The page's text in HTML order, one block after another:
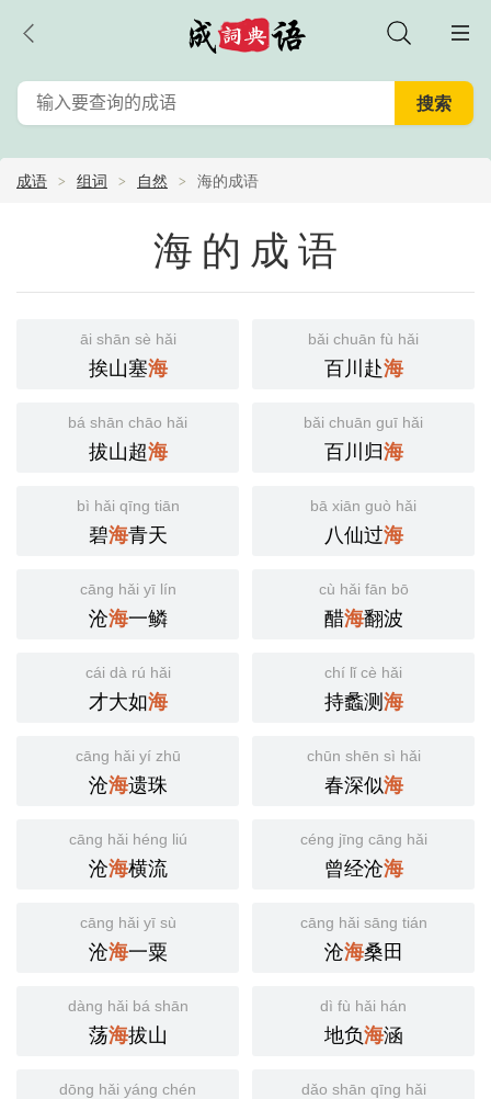
成语 组词 自然 海的成语
海的成语
āi shān sè hǎi
挨山塞海
bǎi chuān fù hǎi
百川赴海
bá shān chāo hǎi
拔山超海
bǎi chuān guī hǎi
百川归海
bì hǎi qīng tiān
碧海青天
bā xiān guò hǎi
八仙过海
cāng hǎi yī lín
沧海一鳞
cù hǎi fān bō
醋海翻波
cái dà rú hǎi
才大如海
chí lǐ cè hǎi
持蠡测海
cāng hǎi yí zhū
沧海遗珠
chūn shēn sì hǎi
春深似海
cāng hǎi héng liú
沧海横流
céng jīng cāng hǎi
曾经沧海
cāng hǎi yī sù
沧海一粟
cāng hǎi sāng tián
沧海桑田
dàng hǎi bá shān
荡海拔山
dì fù hǎi hán
地负海涵
dōng hǎi yáng chén dǎo shān qīng hǎi